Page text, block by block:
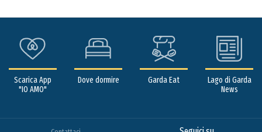
Scarica App
"IO AMO"
Dove dormire Garda Eat
Lago di Garda
News